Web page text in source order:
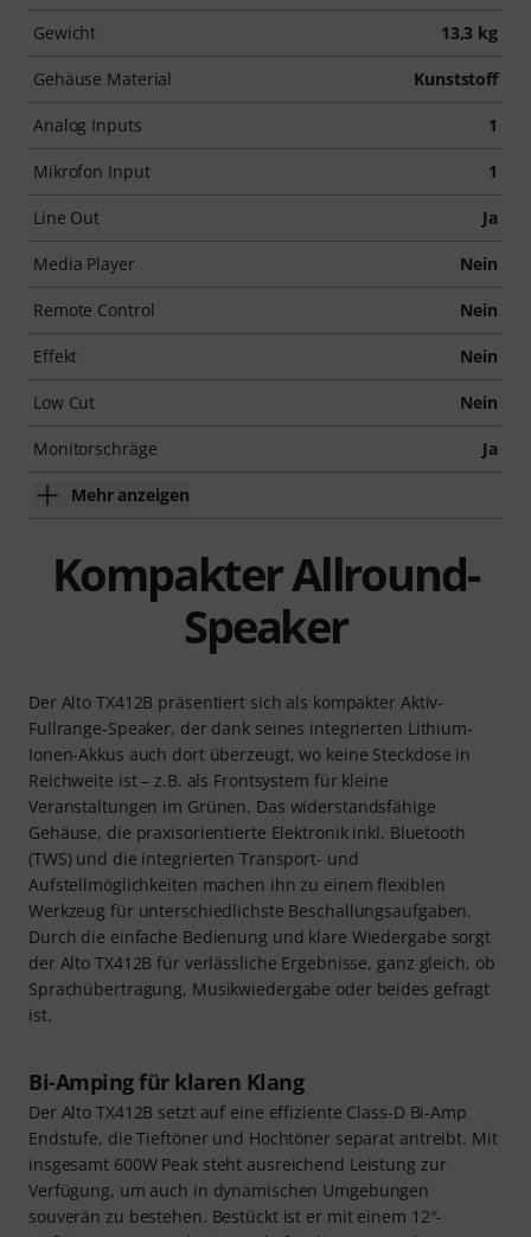
Gewicht 13,3 kg
Gehäuse Material Kunststoff
Analog Inputs 1
Mikrofon Input 1
Line Out Ja
Media Player Nein
Remote Control Nein
Effekt Nein
Low Cut Nein
Monitorschräge Ja
Mehr anzeigen
Kompakter Allround-
Speaker
Der Alto TX412B präsentiert sich als kompakter Aktiv-
Fullrange-Speaker, der dank seines integrierten Lithium-
Ionen-Akkus auch dort überzeugt, wo keine Steckdose in
Reichweite ist – z.B. als Frontsystem für kleine
Veranstaltungen im Grünen. Das widerstandsfähige
Gehäuse, die praxisorientierte Elektronik inkl. Bluetooth
(TWS) und die integrierten Transport- und
Aufstellmöglichkeiten machen ihn zu einem flexiblen
Werkzeug für unterschiedlichste Beschallungsaufgaben.
Durch die einfache Bedienung und klare Wiedergabe sorgt
der Alto TX412B für verlässliche Ergebnisse, ganz gleich, ob
Sprachübertragung, Musikwiedergabe oder beides gefragt
ist.
Bi-Amping für klaren Klang
Der Alto TX412B setzt auf eine effiziente Class-D Bi-Amp
Endstufe, die Tieftöner und Hochtöner separat antreibt. Mit
insgesamt 600W Peak steht ausreichend Leistung zur
Verfügung, um auch in dynamischen Umgebungen
souverän zu bestehen. Bestückt ist er mit einem 12″-